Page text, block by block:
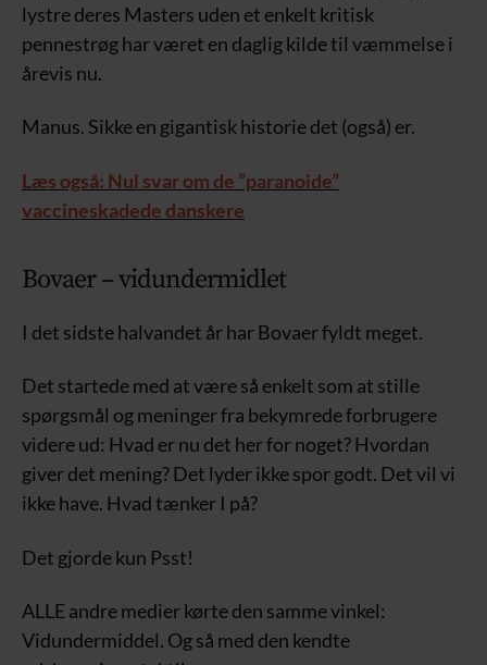
lystre deres Masters uden et enkelt kritisk
pennestrøg har været en daglig kilde til væmmelse i
årevis nu.
Manus. Sikke en gigantisk historie det (også) er.
Læs også: Nul svar om de ”paranoide”
vaccineskadede danskere
Bovaer – vidundermidlet
I det sidste halvandet år har Bovaer fyldt meget.
Det startede med at være så enkelt som at stille
spørgsmål og meninger fra bekymrede forbrugere
videre ud: Hvad er nu det her for noget? Hvordan
giver det mening? Det lyder ikke spor godt. Det vil vi
ikke have. Hvad tænker I på?
Det gjorde kun Psst!
ALLE andre medier kørte den samme vinkel:
Vidundermiddel. Og så med den kendte